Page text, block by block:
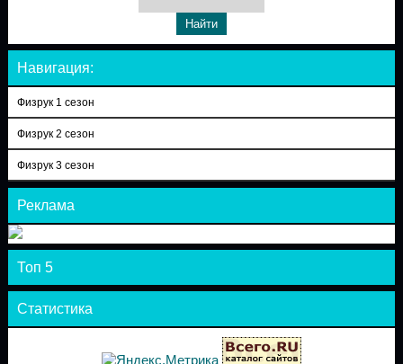
Навигация:
Физрук 1 сезон
Физрук 2 сезон
Физрук 3 сезон
Реклама
Топ 5
Статистика